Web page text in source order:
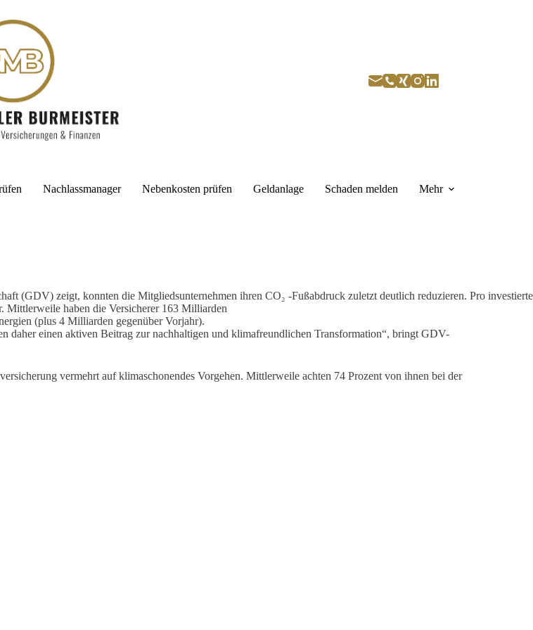
Nachlassmanager Nebenkosten prüfen Geldanlage Schaden melden Mehr
(GDV) zeigt, konnten die Mitgliedsunternehmen ihren CO₂ -Fußabdruck zuletzt deutlich reduzieren. Pro investierte
haben die Versicherer 163 Milliarden
(plus 4 Milliarden gegenüber Vorjahr).
daher einen aktiven Beitrag zur nachhaltigen und klimafreundlichen Transformation“, bringt GDV-
vermehrt auf klimaschonendes Vorgehen. Mittlerweile achten 74 Prozent von ihnen bei der